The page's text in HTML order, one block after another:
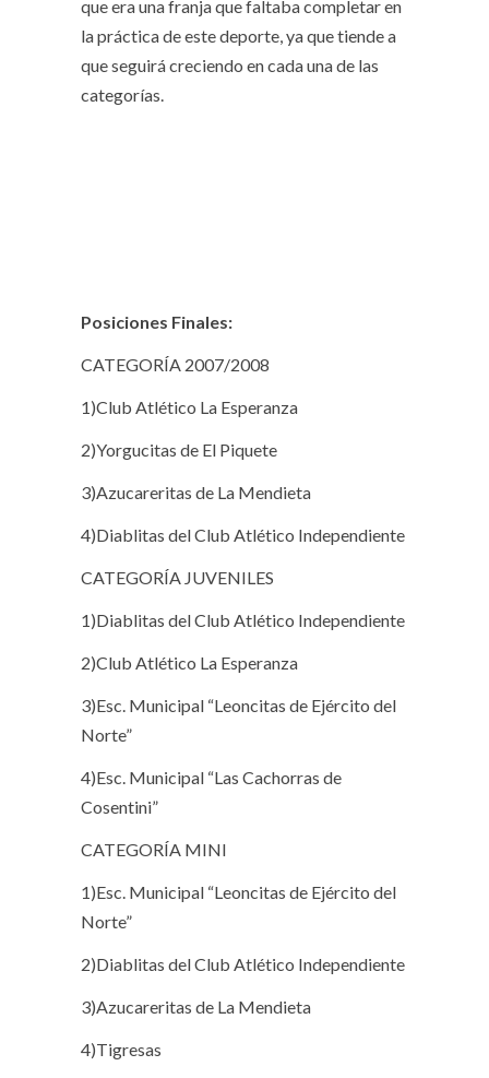
que era una franja que faltaba completar en
la práctica de este deporte, ya que tiende a
que seguirá creciendo en cada una de las
categorías.
Posiciones Finales:
CATEGORÍA 2007/2008
1)Club Atlético La Esperanza
2)Yorgucitas de El Piquete
3)Azucareritas de La Mendieta
4)Diablitas del Club Atlético Independiente
CATEGORÍA JUVENILES
1)Diablitas del Club Atlético Independiente
2)Club Atlético La Esperanza
3)Esc. Municipal “Leoncitas de Ejército del
Norte”
4)Esc. Municipal “Las Cachorras de
Cosentini”
CATEGORÍA MINI
1)Esc. Municipal “Leoncitas de Ejército del
Norte”
2)Diablitas del Club Atlético Independiente
3)Azucareritas de La Mendieta
4)Tigresas